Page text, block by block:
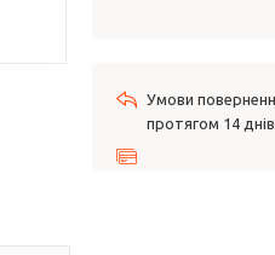
протягом 14 днів